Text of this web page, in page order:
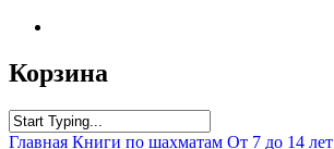
Корзина
Главная Книги по шахматам От 7 до 14 лет